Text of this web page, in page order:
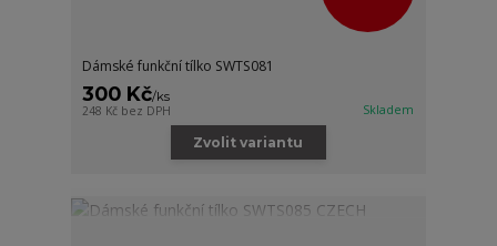
Dámské funkční tílko SWTS081
300 Kč/ks
248 Kč bez DPH Skladem
Zvolit variantu